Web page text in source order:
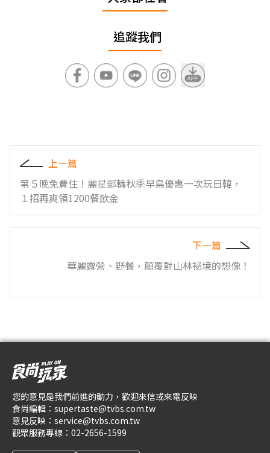
追蹤我們
上一篇
第５晚免費住！麗星郵輪秋季早鳥優惠一次玩日韓，
１招再爽領1200餐飲金
下一篇
華麗露營、野餐，顛覆對山林祕境的想像！
您的意見是我們前進的動力，歡迎來信或來電反映
食尚編輯： supertaste@tvbs.com.tw
意見反映： service@tvbs.com.tw
觀眾服務專線： 02-2656-1599